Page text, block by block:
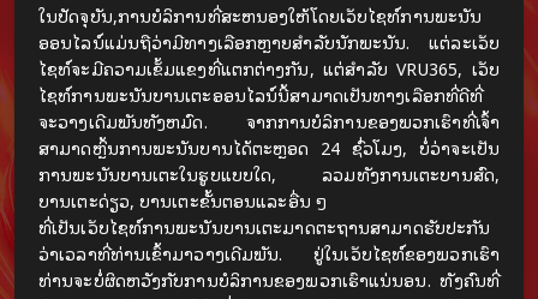
ໃນປັດຈຸບັນ,ການບໍລິການທີ່ສະຫນອງໃຫ້ໂດຍເວັບໄຊທ໌ການພະນັນ
ອອນໄລນ໌ແມ່ນຖືວ່າມີທາງເລືອກຫຼາຍສໍາລັບນັກພະນັນ. ແຕ່ລະເວັບ
ໄຊທ໌ຈະມີຄວາມເຂັ້ມແຂງທີ່ແຕກຕ່າງກັນ, ແຕ່ສໍາລັບ VRU365, ເວັບ
ໄຊທ໌ການພະນັນບານເຕະອອນໄລນ໌ນີ້ສາມາດເປັນທາງເລືອກທີ່ດີທີ່
ຈະວາງເດີມພັນທັງຫມົດ. ຈາກການບໍລິການຂອງພວກເຮົາທີ່ເຈົ້າ
ສາມາດຫຼິ້ນການພະນັນບານໄດ້ຕະຫຼອດ 24 ຊົ່ວໂມງ, ບໍ່ວ່າຈະເປັນ
ການພະນັນບານເຕະໃນຮູບແບບໃດ, ລວມທັງການເຕະບານສົດ,
ບານເຕະດ່ຽວ, ບານເຕະຂັ້ນຕອນແລະອື່ນ ໆ
ທີ່ເປັນເວັບໄຊທ໌ການພະນັນບານເຕະມາດຕະຖານສາມາດຮັບປະກັນ
ວ່າເວລາທີ່ທ່ານເຂົ້າມາວາງເດີມພັນ. ຢູ່ໃນເວັບໄຊທ໌ຂອງພວກເຮົາ
ທ່ານຈະບໍ່ຜິດຫວັງກັບການບໍລິການຂອງພວກເຮົາແນ່ນອນ. ທັງຄົນທີ່